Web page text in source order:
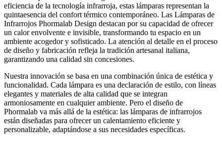
eficiencia de la tecnología infrarroja, estas lámparas representan la
quintaesencia del confort térmico contemporáneo. Las Lámparas de
Infrarrojos Phormalab Design destacan por su capacidad de ofrecer
un calor envolvente e invisible, transformando tu espacio en un
ambiente acogedor y sofisticado. La atención al detalle en el proceso
de diseño y fabricación refleja la tradición artesanal italiana,
garantizando una calidad sin concesiones.
Nuestra innovación se basa en una combinación única de estética y
funcionalidad. Cada lámpara es una declaración de estilo, con líneas
elegantes y materiales de alta calidad que se integran
armoniosamente en cualquier ambiente. Pero el diseño de
Phormalab va más allá de la estética: las lámparas de infrarrojos
están diseñadas para ofrecer un calentamiento eficiente y
personalizable, adaptándose a sus necesidades específicas.